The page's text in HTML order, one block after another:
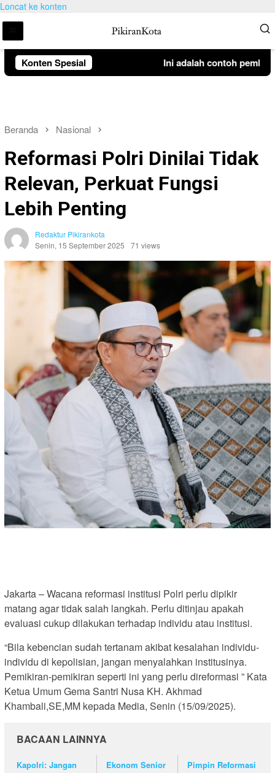
Loncat ke konten
Konten Spesial Ini adalah contoh
Beranda Nasional
Reformasi Polri Dinilai Tidak
Relevan, Perkuat Fungsi
Lebih Penting
Redaktur Pikirankota
Senin, 15 September 2025
71 views
Jakarta – Wacana reformasi institusi Polri perlu dipikir
matang agar tidak salah langkah. Perlu ditinjau apakah
evaluasi cukup dilakukan terhadap individu atau institusi.
“Bila kebencian sudah tertanam akibat kesalahan individu-
individu di kepolisian, jangan menyalahkan institusinya.
Pemikiran-pemikiran seperti ini yang perlu direformasi ” Kata
Ketua Umum Gema Santri Nusa KH. Akhmad
Khambali,SE,MM kepada Media, Senin (15/09/2025).
BACAAN LAINNYA
Kapolri: Jangan
Ekonom Senior
Pimpin Reformasi